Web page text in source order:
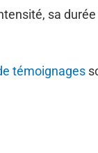
sa durée
témoignages